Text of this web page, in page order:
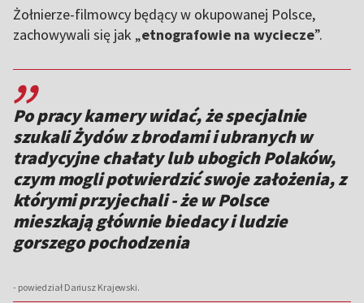
Żołnierze-filmowcy będący w okupowanej Polsce,
zachowywali się jak „etnografowie na wyciecze”.
,,
Po pracy kamery widać, że specjalnie
szukali Żydów z brodami i ubranych w
tradycyjne chałaty lub ubogich Polaków,
czym mogli potwierdzić swoje założenia, z
którymi przyjechali - że w Polsce
mieszkają głównie biedacy i ludzie
gorszego pochodzenia
- powiedział Dariusz Krajewski.